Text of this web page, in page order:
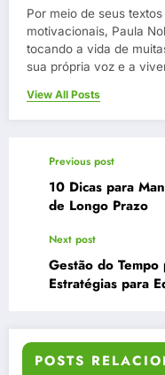
Por meio de seus
motivacionais, Paula
tocando a vida de
sua própria voz e a
View All Posts
Previous post
10 Dicas para
de Longo Prazo
Next post
Gestão do
Estratégias para
POSTS